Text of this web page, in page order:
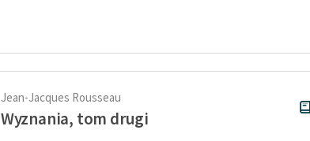
Jean-Jacques Rousseau
Wyznania, tom drugi